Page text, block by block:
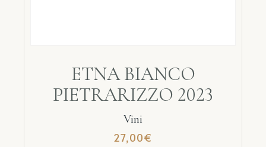
ETNA BIANCO
PIETRARIZZO 2023
Vini
27,00€